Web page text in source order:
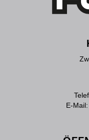
E-Mail: